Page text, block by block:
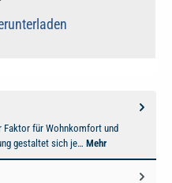
Faktor für Wohnkomfort und
gestaltet sich je… Mehr